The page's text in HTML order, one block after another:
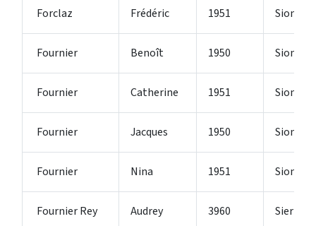
Forclaz Frédéric 1951 Sion
Fournier Benoît 1950 Sion 2
Fournier Catherine 1951 Sion
Fournier Jacques 1950 Sion 2
Fournier Nina 1951 Sion
Fournier Rey Audrey 3960 Sierre